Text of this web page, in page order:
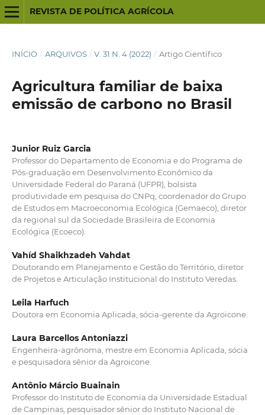
REVISTA DE POLÍTICA AGRÍCOLA
INÍCIO / ARQUIVOS / V. 31 N. 4 (2022) / Artigo Científico
Agricultura familiar de baixa
emissão de carbono no Brasil
Junior Ruiz Garcia
Professor do Departamento de Economia e do Programa de
Pós-graduação em Desenvolvimento Econômico da
Universidade Federal do Paraná (UFPR), bolsista
produtividade em pesquisa do CNPq, coordenador do Grupo
de Estudos em Macroeconomia Ecológica (Gemaeco), diretor
da regional sul da Sociedade Brasileira de Economia
Ecológica (Ecoeco).
Vahíd Shaikhzadeh Vahdat
Doutorando em Planejamento e Gestão do Território, diretor
de Projetos e Articulação Institucional do Instituto Veredas.
Leila Harfuch
Doutora em Economia Aplicada, sócia-gerente da Agroicone.
Laura Barcellos Antoniazzi
Engenheira-agrônoma, mestre em Economia Aplicada, sócia
e pesquisadora sênior da Agroicone.
Antônio Márcio Buainain
Professor do Instituto de Economia da Universidade Estadual
de Campinas, pesquisador sênior do Instituto Nacional de